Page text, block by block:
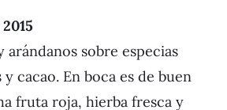
5
arándanos sobre especias
cacao. En boca es de buen
fruta roja, hierba fresca y